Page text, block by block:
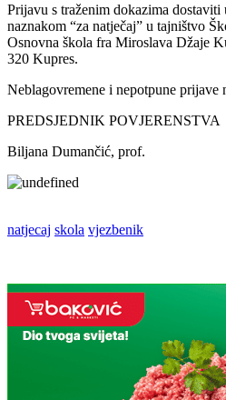
Prijavu s traženim dokazima
naznakom “za natječaj” u tajništvo
Osnovna škola fra Miroslava Džaje
320 Kupres.
Neblagovremene i nepotpune prijave
PREDSJEDNIK POVJERENSTVA
Biljana Dumančić, prof.
natjecaj skola vjezbenik